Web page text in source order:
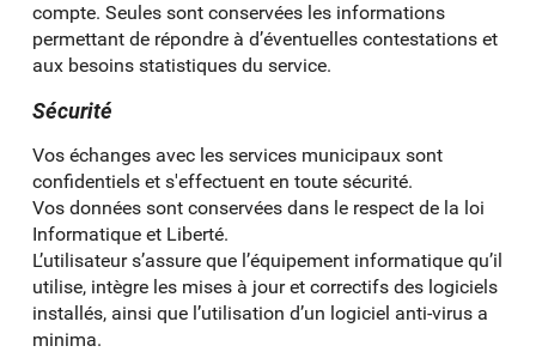
compte. Seules sont conservées les informations
permettant de répondre à d’éventuelles contestations et
aux besoins statistiques du service.
Sécurité
Vos échanges avec les services municipaux sont
confidentiels et s'effectuent en toute sécurité.
Vos données sont conservées dans le respect de la loi
Informatique et Liberté.
L’utilisateur s’assure que l’équipement informatique qu’il
utilise, intègre les mises à jour et correctifs des logiciels
installés, ainsi que l’utilisation d’un logiciel anti-virus a
minima.